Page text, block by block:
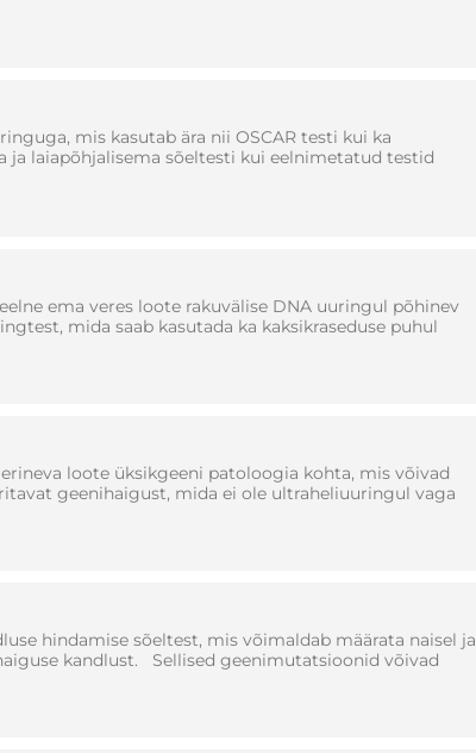
mis kasutab ära nii OSCAR testi kui ka
ja laiapõhjalisema sõeltesti kui eelnimetatud testid
ema veres loote rakuvälise DNA uuringul põhinev
mida saab kasutada ka kaksikraseduse puhul
loote üksikgeeni patoloogia kohta, mis võivad
geenihaigust, mida ei ole ultraheliuuringul vaga
hindamise sõeltest, mis võimaldab määrata naisel ja
kandlust. Sellised geenimutatsioonid võivad